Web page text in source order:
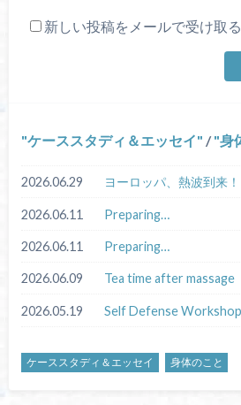
新しい投稿をメールで受け取る
ケーススタディ＆エッセイ / 身
2026.06.29 ヨーロッパ、熱波到来！
2026.06.11 Preparing…
2026.06.11 Preparing…
2026.06.09 Tea time after massage
2026.05.19 Self Defense
ケーススタディ＆エッセイ 身体のこと